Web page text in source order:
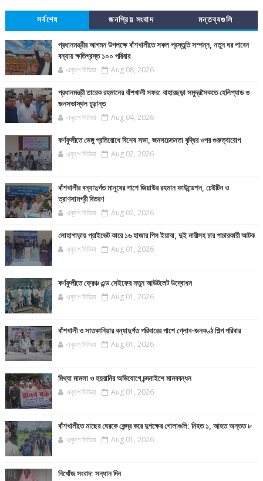
সর্বশেষ জনপ্রিয় সংবাদ মন্তব্যগুলি
প্রধানমন্ত্রীর আগমন উপলক্ষে বাঁশখালীতে সকল প্রস্তুতি সম্পন্ন, নতুন ঘর পাবেন
বন্যায় ক্ষতিগ্রস্ত ১০০ পরিবার
একুশে মিডিয়া Aug 08, 2026
প্রধানমন্ত্রী তারেক রহমানের বাঁশখালী সফর: বাহারছড়া সমুদ্রসৈকতে হেলিপ্যাড ও
জনসভাস্থল চূড়ান্ত
একুশে মিডিয়া Aug 04, 2026
কর্ণফুলীতে ডেঙ্গু প্রতিরোধে বিশেষ সভা, জনসচেতনতা বৃদ্ধির ওপর গুরুত্বারোপ
একুশে মিডিয়া Aug 02, 2026
বাঁশখালীর বন্যাদুর্গত মানুষের পাশে জিয়াউর রহমান ফাউন্ডেশন, ঢেউটিন ও
ত্রাণসামগ্রী বিতরণ
একুশে মিডিয়া Aug 02, 2026
লোহাগাড়ায় প্রাইভেট কারে ১৬ হাজার পিস ইয়াবা, দুই নারীসহ চার পাচারকারী আটক
একুশে মিডিয়া Aug 01, 2026
কর্ণফুলীতে ফ্রেঞ্চ এন্ড সেইফের নতুন আউটলেট উদ্বোধন
একুশে মিডিয়া Aug 01, 2026
বাঁশখালী ও সাতকানিয়ার বন্যাদুর্গত পরিবারের পাশে গ্লোব-জনকণ্ঠ শিল্প পরিবার
একুশে মিডিয়া Aug 01, 2026
মিথ্যা মামলা ও হয়রানির অভিযোগে চন্দনাইশে মানববন্ধন
একুশে মিডিয়া Aug 01, 2026
বাঁশখালীতে মাছের ঘেরকে কেন্দ্র করে দুপক্ষের গোলাগুলি: নিহত ১, আহত অন্তত ৮
একুশে মিডিয়া Aug 01, 2026
নিখোঁজ সংবাদ: সন্ধান দিন